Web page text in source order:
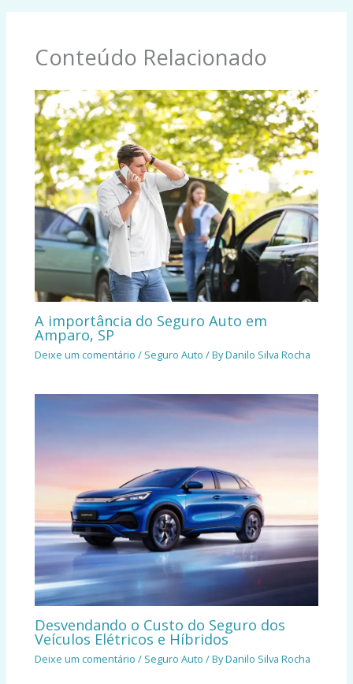
Conteúdo Relacionado
A importância do Seguro Auto em
Amparo, SP
Deixe um comentário / Seguro Auto / ByDanilo Silva Rocha
Desvendando o Custo do Seguro dos
Veículos Elétricos e Híbridos
Deixe um comentário / Seguro Auto / ByDanilo Silva Rocha